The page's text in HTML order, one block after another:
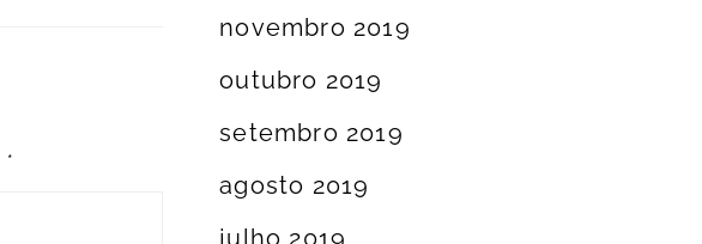
*
novembro 2019
outubro 2019
setembro 2019
agosto 2019